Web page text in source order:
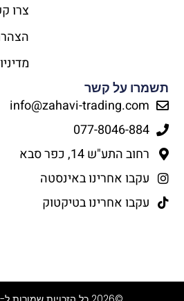
צרו
תשמרו על קשר
info@zahavi-trading.com
077-8046-884
רחוב התע"ש 14, כפר סבא
עקבו אחרינו באינסטה
עקבו אחרינו בטיקטוק